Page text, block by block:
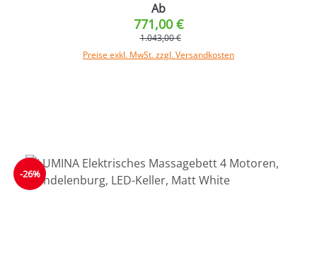
Ab
771,00 €
1.043,00 €
Preise exkl. MwSt. zzgl. Versandkosten
-26%